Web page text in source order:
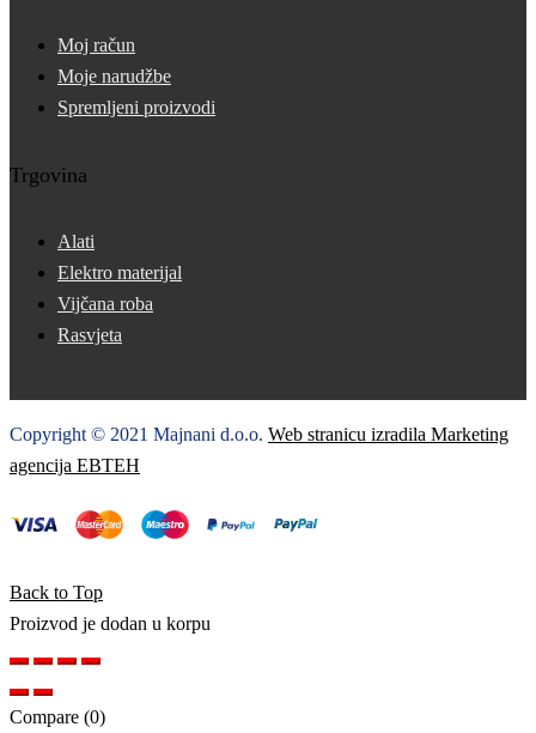
Moj račun
Moje narudžbe
Spremljeni proizvodi
Trgovina
Alati
Elektro materijal
Vijčana roba
Rasvjeta
Copyright © 2021 Majnani d.o.o. Web stranicu izradila Marketing
agencija EBTEH
Back to Top
Proizvod je dodan u korpu
Compare (0)